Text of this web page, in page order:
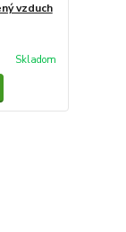
vzduch
Skladom